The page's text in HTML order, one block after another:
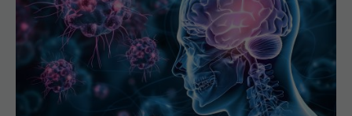
COVID, impact asupra creierului. Reduce nivelul